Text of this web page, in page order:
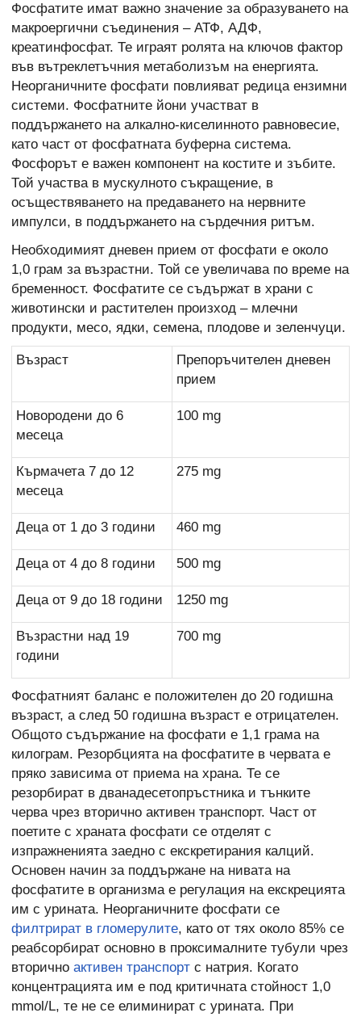
Фосфатите имат важно значение за образуването на
макроергични съединения – АТФ, АДФ,
креатинфосфат. Те играят ролята на ключов фактор
във вътреклетъчния метаболизъм на енергията.
Неорганичните фосфати повлияват редица ензимни
системи. Фосфатните йони участват в
поддържането на алкално-киселинното равновесие,
като част от фосфатната буферна система.
Фосфорът е важен компонент на костите и зъбите.
Той участва в мускулното съкращение, в
осъществяването на предаването на нервните
импулси, в поддържането на сърдечния ритъм.
Необходимият дневен прием от фосфати е около
1,0 грам за възрастни. Той се увеличава по време на
бременност. Фосфатите се съдържат в храни с
животински и растителен произход – млечни
продукти, месо, ядки, семена, плодове и зеленчуци.
Възраст
Препоръчителен дневен
прием
Новородени до 6
месеца
100 mg
Кърмачета 7 до 12
месеца
275 mg
Деца от 1 до 3 години 460 mg
Деца от 4 до 8 години 500 mg
Деца от 9 до 18 години 1250 mg
Възрастни над 19
години
700 mg
Фосфатният баланс е положителен до 20 годишна
възраст, а след 50 годишна възраст е отрицателен.
Общото съдържание на фосфати е 1,1 грама на
килограм. Резорбцията на фосфатите в червата е
пряко зависима от приема на храна. Те се
резорбират в дванадесетопръстника и тънките
черва чрез вторично активен транспорт. Част от
поетите с храната фосфати се отделят с
изпражненията заедно с екскретирания калций.
Основен начин за поддържане на нивата на
фосфатите в организма е регулация на екскрецията
им с урината. Неорганичните фосфати се
филтрират в гломерулите, като от тях около 85% се
реабсорбират основно в проксималните тубули чрез
вторично активен транспорт с натрия. Когато
концентрацията им е под критичната стойност 1,0
mmol/L, те не се елиминират с урината. При